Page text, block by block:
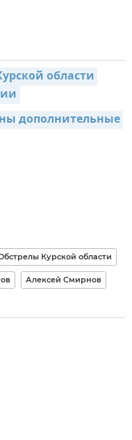
области
дополнительные
Курской области
Алексей Смирнов